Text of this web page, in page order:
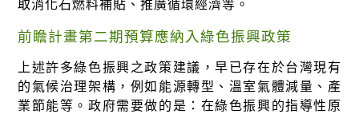
取消化石燃料補貼、推廣循環經濟等。
前瞻計畫第二期預算應納入綠色振興政策
上述許多綠色振興之政策建議，早已存在於台灣現有
的氣候治理架構，例如能源轉型、溫室氣體減量、產
業節能等。政府需要做的是：在綠色振興的指導性原